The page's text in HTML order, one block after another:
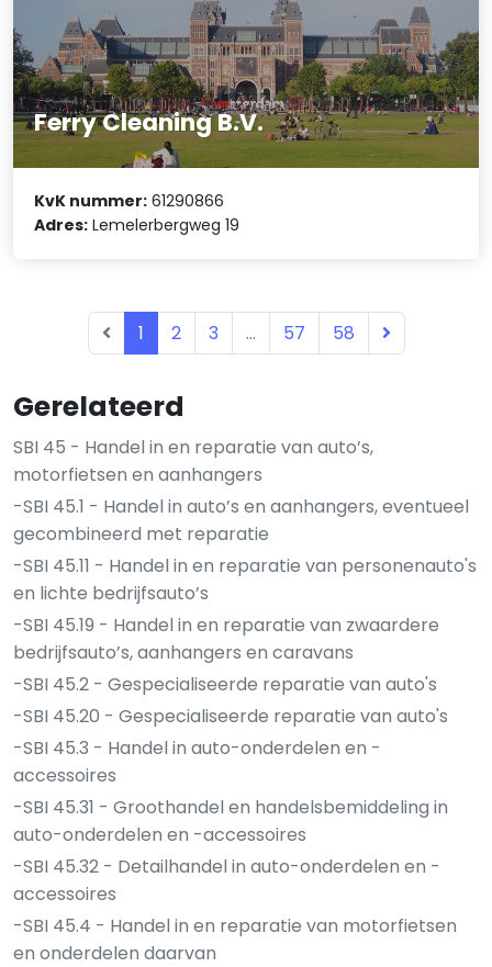
Gerelateerd
SBI 45 - Handel in en reparatie van auto’s,
motorfietsen en aanhangers
-SBI 45.1 - Handel in auto’s en aanhangers, eventueel
gecombineerd met reparatie
-SBI 45.11 - Handel in en reparatie van personenauto's
en lichte bedrijfsauto’s
-SBI 45.19 - Handel in en reparatie van zwaardere
bedrijfsauto’s, aanhangers en caravans
-SBI 45.2 - Gespecialiseerde reparatie van auto's
-SBI 45.20 - Gespecialiseerde reparatie van auto's
-SBI 45.3 - Handel in auto-onderdelen en -
accessoires
-SBI 45.31 - Groothandel en handelsbemiddeling in
auto-onderdelen en -accessoires
-SBI 45.32 - Detailhandel in auto-onderdelen en -
accessoires
-SBI 45.4 - Handel in en reparatie van motorfietsen
en onderdelen daarvan
Ferry Cleaning B.V.
KvK nummer: 61290866
Adres: Lemelerbergweg 19
1 2 3 ... 57 58